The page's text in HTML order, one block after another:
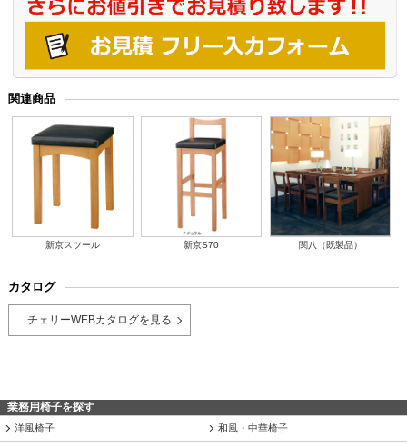
関連商品
新京スツール 新京S70 関八（既製品）
カタログ
チェリーWEBカタログを見る
業務用椅子を探す
洋風椅子 和風・中華椅子